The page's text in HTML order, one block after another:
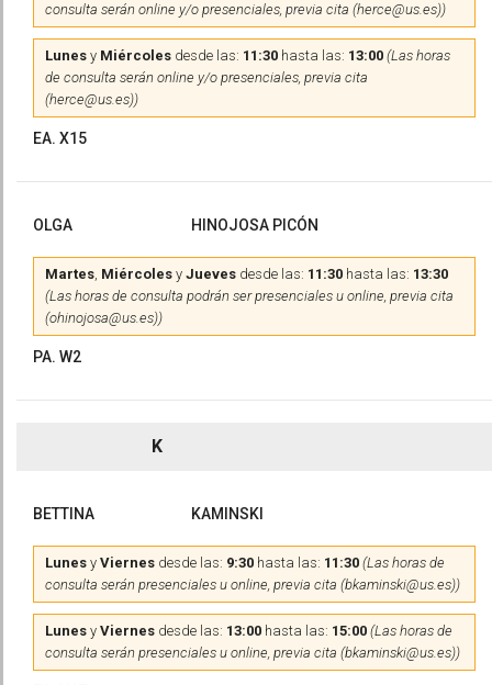
consulta serán online y/o presenciales, previa cita (herce@us.es))
Lunes y Miércoles desde las: 11:30 hasta las: 13:00 (Las horas
de consulta serán online y/o presenciales, previa cita
(herce@us.es))
EA. X15
OLGA HINOJOSA PICÓN
Martes, Miércoles y Jueves desde las: 11:30 hasta las: 13:30
(Las horas de consulta podrán ser presenciales u online, previa cita
(ohinojosa@us.es))
PA. W2
K
BETTINA KAMINSKI
Lunes y Viernes desde las: 9:30 hasta las: 11:30 (Las horas de
consulta serán presenciales u online, previa cita (bkaminski@us.es))
Lunes y Viernes desde las: 13:00 hasta las: 15:00 (Las horas de
consulta serán presenciales u online, previa cita (bkaminski@us.es))